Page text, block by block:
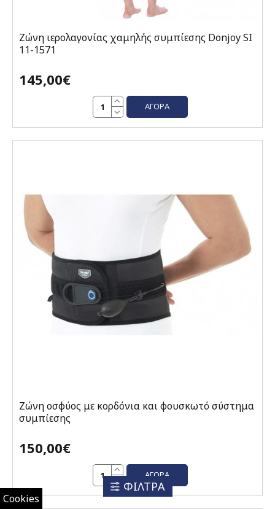
Cookies
Ζώνη ιερολαγονίας χαμηλής συμπίεσης Donjoy SI
11-1571
145,00€
ΑΓΟΡΆ
Ζώνη οσφύος με κορδόνια και φουσκωτό σύστημα
συμπίεσης
150,00€
ΑΓΟΡΆ
ΦΙΛΤΡΑ